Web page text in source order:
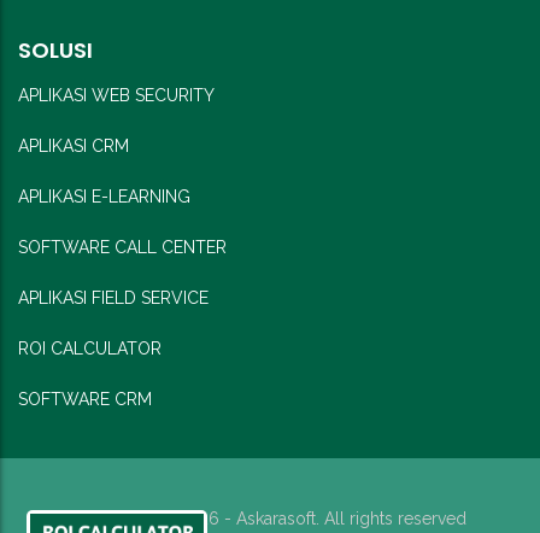
SOLUSI
APLIKASI WEB SECURITY
APLIKASI CRM
APLIKASI E-LEARNING
SOFTWARE CALL CENTER
APLIKASI FIELD SERVICE
ROI CALCULATOR
SOFTWARE CRM
Copyright © 2026 - Askarasoft. All rights reserved